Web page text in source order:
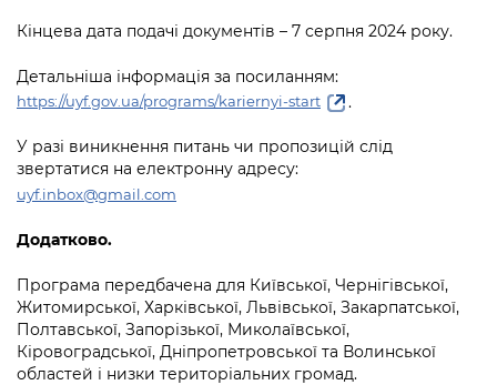
Гендерна політика
Безбар'єрність
Важливе під час воєнного стану
Кінцева дата подачі документів – 7 серпня 2024 року.
Детальніша інформація за посиланням:
https://uyf.gov.ua/programs/kariernyi-start .
У разі виникнення питань чи пропозицій слід
звертатися на електронну адресу:
uyf.inbox@gmail.com
Додатково.
Програма передбачена для Київської, Чернігівської,
Житомирської, Харківської, Львівської, Закарпатської,
Полтавської, Запорізької, Миколаївської,
Кіровоградської, Дніпропетровської та Волинської
областей і низки територіальних громад.